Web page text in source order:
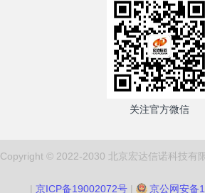
关注官方微信
Copyright © 2022-2030 北京宏达信诺科技有
| 京ICP备19002072号 | 京公网安备